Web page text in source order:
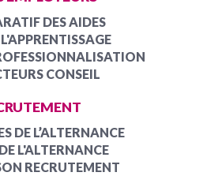
DES AIDES
CONSEIL
DE L’ALTERNANCE
L'ALTERNANCE
RECRUTEMENT